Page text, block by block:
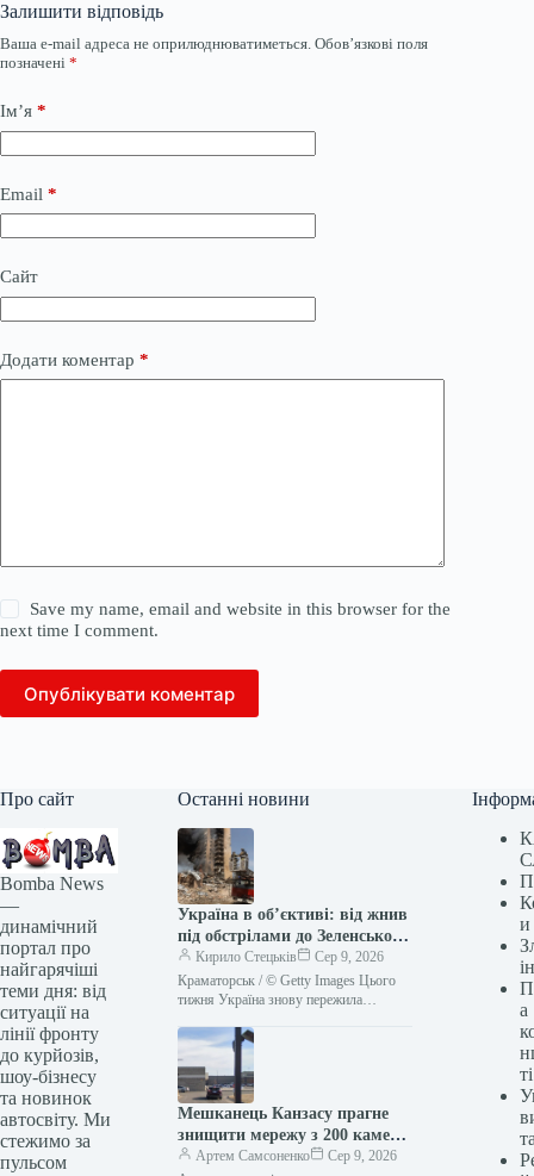
Залишити відповідь
Ваша e-mail адреса не оприлюднюватиметься. Обов’язкові поля
позначені *
Ім’я *
Email *
Сайт
Додати коментар *
Save my name, email and website in this browser for the
next time I comment.
Опублікувати коментар
Про сайт
Bomba News
—
динамічний
портал про
найгарячіші
теми дня: від
ситуації на
лінії фронту
до курйозів,
шоу-бізнесу
та новинок
автосвіту. Ми
стежимо за
пульсом
Останні новини
Україна в об’єктиві: від жнив
під обстрілами до Зеленського
в Сербії (2-9 серпня)
Кирило Стецьків
Сер 9, 2026
Краматорськ / © Getty Images Цього
тижня Україна знову пережила
наших містах. ТСН.ua зібрав…
Мешканець Канзасу прагне
знищити мережу з 200 камер,
що, на його думку, стежила за
Артем Самсоненко
Сер 9, 2026
и
а
ті